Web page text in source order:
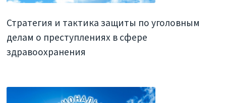
Стратегия и тактика защиты по уголовным
делам о преступлениях в сфере
здравоохранения